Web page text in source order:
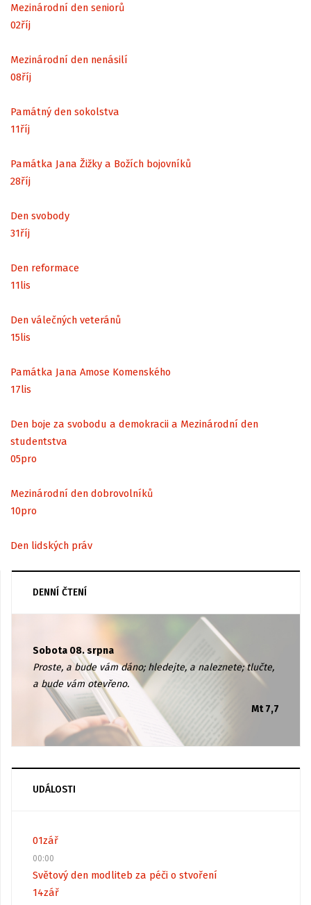
Mezinárodní den seniorů
02říj
Mezinárodní den nenásilí
08říj
Památný den sokolstva
11říj
Památka Jana Žižky a Božích bojovníků
28říj
Den svobody
31říj
Den reformace
11lis
Den válečných veteránů
15lis
Památka Jana Amose Komenského
17lis
Den boje za svobodu a demokracii a Mezinárodní den
studentstva
05pro
Mezinárodní den dobrovolníků
10pro
Den lidských práv
DENNÍ ČTENÍ
Sobota 08. srpna
Proste, a bude vám dáno; hledejte, a naleznete; tlučte,
a bude vám otevřeno.
Mt 7,7
UDÁLOSTI
01zář
00:00
Světový den modliteb za péči o stvoření
14zář